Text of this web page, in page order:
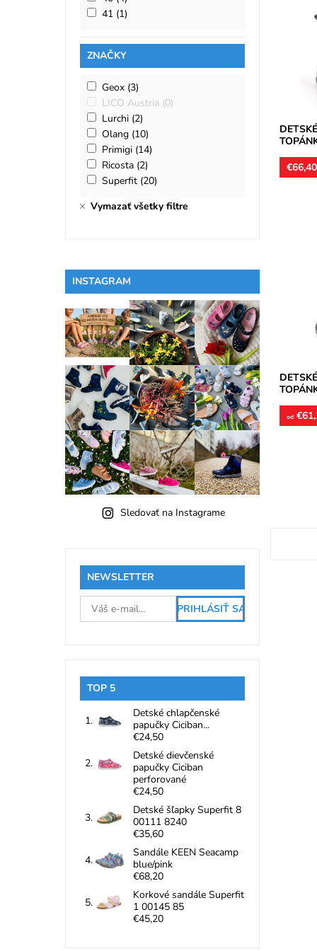
zvršok
€66,40
od
41 (1)
ZNAČKY
Geox (3)
LICO Austria (0)
Lurchi (2)
Olang (10)
Primigi (14)
Ricosta (2)
Superfit (20)
Vymazať všetky filtre
INSTAGRAM
Sledovať na Instagrame
NEWSLETTER
TOP 5
Detské chlapčenské
papučky Ciciban...
€24,50
Detské dievčenské
papučky Ciciban
perforované
€24,50
Detské šľapky Superfit 8
00111 8240
€35,60
Sandále KEEN Seacamp
blue/pink
€68,20
Korkové sandále Superfit
1 00145 85
€45,20